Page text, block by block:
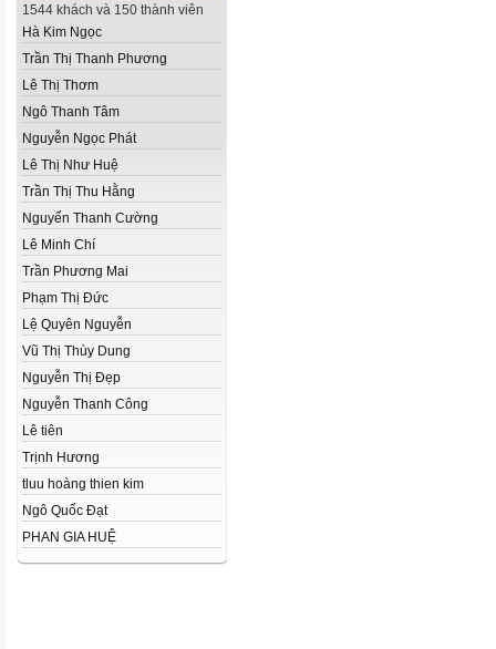
1544 khách và 150 thành viên
Hà Kim Ngọc
Trần Thị Thanh Phương
Lê Thị Thơm
Ngô Thanh Tâm
Nguyễn Ngọc Phát
Lê Thị Như Huệ
Trần Thị Thu Hằng
Nguyển Thanh Cường
Lê Minh Chí
Trần Phương Mai
Phạm Thị Đức
Lệ Quyên Nguyễn
Vũ Thị Thùy Dung
Nguyễn Thị Đẹp
Nguyễn Thanh Công
Lê tiên
Trịnh Hương
tluu hoàng thien kim
Ngô Quốc Đạt
PHAN GIA HUỆ